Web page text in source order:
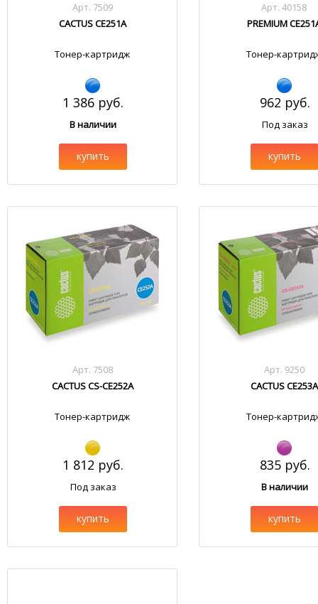
Арт. 7509
CACTUS CE251A
Тонер-картридж
1 386 руб.
В наличии
купить
Арт. 40158
PREMIUM
Тонер-
962 руб.
Под заказ
купить
Арт. 7508
CACTUS CS-CE252A
Тонер-картридж
1 812 руб.
Под заказ
купить
Арт. 9250
CACTUS CE253A
Тонер-
835 руб.
В наличии
купить